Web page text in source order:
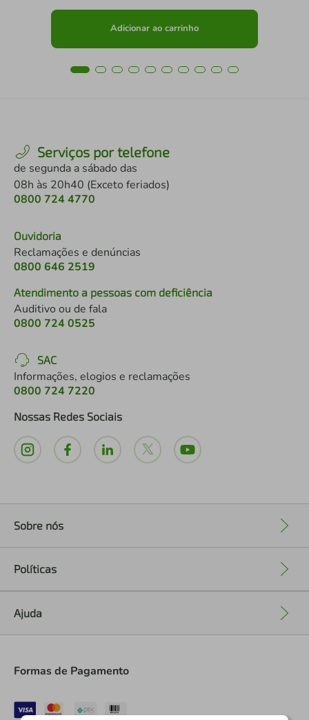
Adicionar ao carrinho
Serviços por telefone
de segunda a sábado das
08h às 20h40 (Exceto feriados)
0800 724 4770
Ouvidoria
Reclamações e denúncias
0800 646 2519
Atendimento a pessoas com deficiência
Auditivo ou de fala
0800 724 0525
SAC
Informações, elogios e reclamações
0800 724 7220
Nossas Redes Sociais
Sobre nós
Políticas
Ajuda
Formas de Pagamento